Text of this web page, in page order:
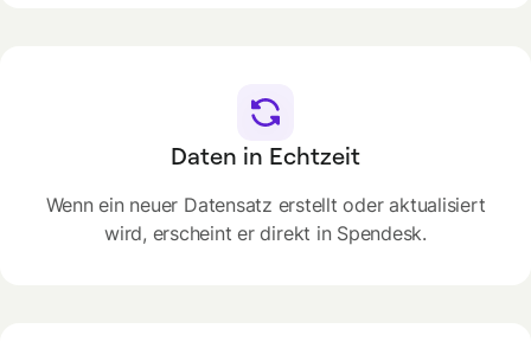
Daten in Echtzeit
Wenn ein neuer Datensatz erstellt oder aktualisiert
wird, erscheint er direkt in Spendesk.